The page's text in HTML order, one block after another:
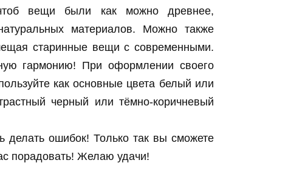
вещи были как можно древнее,
материалов. Можно также
старинные вещи с современными.
гармонию! При оформлении своего
как основные цвета белый или
черный или тёмно-коричневый
делать ошибок! Только так вы сможете
порадовать! Желаю удачи!